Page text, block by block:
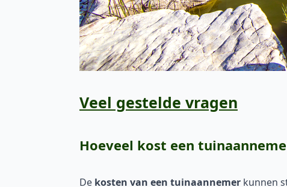
Veel gestelde vragen
Hoeveel kost een
De kosten van een tuinaannemer kunnen